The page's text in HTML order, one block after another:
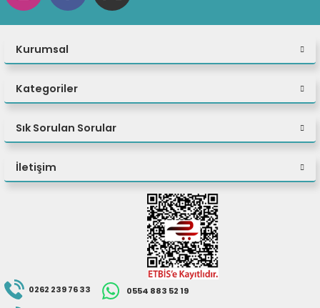
Kurumsal
Kategoriler
Sık Sorulan Sorular
İletişim
0262 239 76 33 0554 883 52 19